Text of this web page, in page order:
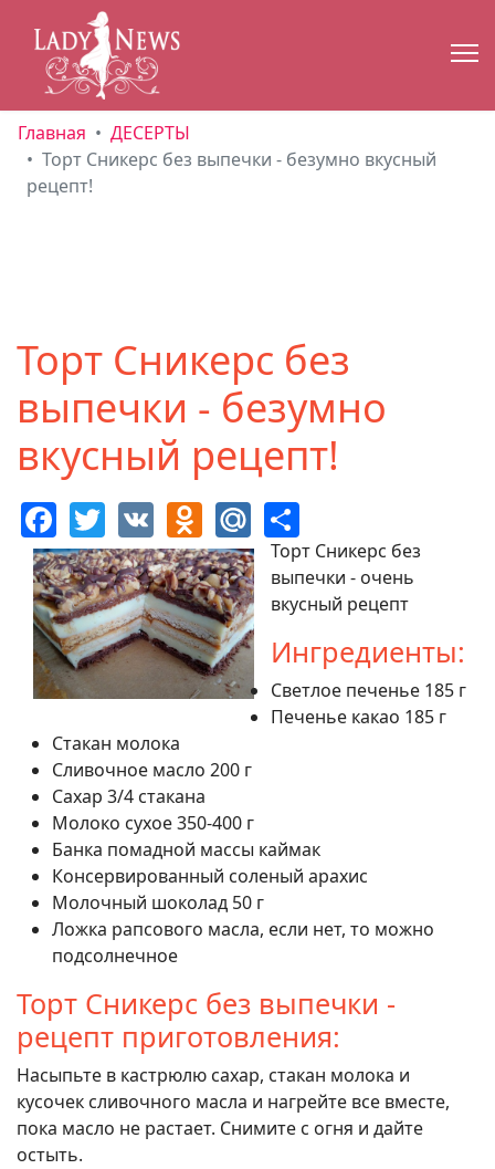
Главная
ДЕСЕРТЫ
Торт Сникерс без выпечки - безумно вкусный
рецепт!
Торт Сникерс без
выпечки - безумно
вкусный рецепт!
Facebook
Twitter
VK Odnoklassniki
Mail.Ru
Торт Сникерс без
выпечки - очень
вкусный рецепт
Ингредиенты:
Светлое печенье 185 г
Печенье какао 185 г
Стакан молока
Сливочное масло 200 г
Сахар 3/4 стакана
Молоко сухое 350-400 г
Банка помадной массы каймак
Консервированный соленый арахис
Молочный шоколад 50 г
Ложка рапсового масла, если нет, то можно
подсолнечное
Торт Сникерс без выпечки -
рецепт приготовления:
Насыпьте в кастрюлю сахар, стакан молока и
кусочек сливочного масла и нагрейте все вместе,
пока масло не растает. Снимите с огня и дайте
остыть.